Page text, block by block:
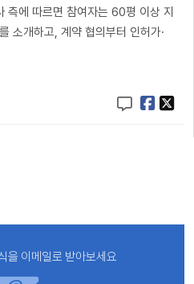
측에 따르면 참여자는 60평 이상 지
소개하고, 계약 협의부터 인허가·
을 이메일로 받아보세요